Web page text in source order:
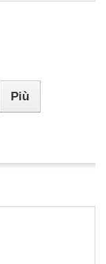
Più